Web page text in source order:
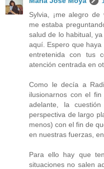
Sylvia, ¡me alegro
me estaba
salud de lo habitual,
aquí. Espero que
entretenida con tus
atención centrada en
Como le decía a
ilusionarnos con el
adelante, la
perspectiva de largo
menos) con el fin de
en nuestras fuerzas,
Para ello hay que
situaciones no salen